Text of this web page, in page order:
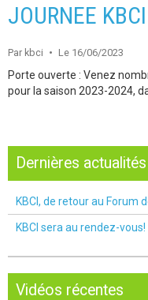
JOURNEE
Par kbci Le 16/06/2023
Porte ouverte : Venez
pour la saison 2023-2024,
Dernières actualités
KBCI, de retour au Forum
KBCI sera au rendez-vous!
Vidéos récentes